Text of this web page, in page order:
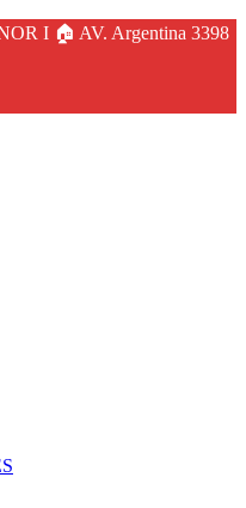
I 🏠 AV. Argentina 3398